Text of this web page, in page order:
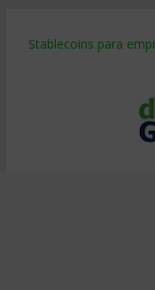
Stablecoins para
Despido silencioso:
IA en selección de
Trabajo forzoso en
Mercado hispano de